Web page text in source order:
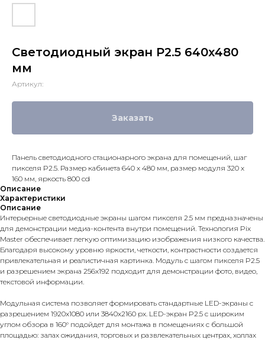
Светодиодный экран P2.5 640х480
мм
Артикул:
Заказать
Панель светодиодного стационарного экрана для помещений, шаг
пикселя P2.5. Размер кабинета 640 х 480 мм, размер модуля 320 х
160 мм, яркость 800 cd
Описание
Характеристики
Описание
Интерьерные светодиодные экраны шагом пикселя 2.5 мм предназначены
для демонстрации медиа-контента внутри помещений. Технология Pix
Master обеспечивает легкую оптимизацию изображения низкого качества.
Благодаря высокому уровню яркости, четкости, контрастности создается
привлекательная и реалистичная картинка. Модуль с шагом пикселя P2.5
и разрешением экрана 256x192 подходит для демонстрации фото, видео,
текстовой информации.
Модульная система позволяет формировать стандартные LED-экраны с
разрешением 1920x1080 или 3840x2160 px. LED-экран P2.5 с широким
углом обзора в 160° подойдет для монтажа в помещениях с большой
площадью: залах ожидания, торговых и развлекательных центрах, холлах